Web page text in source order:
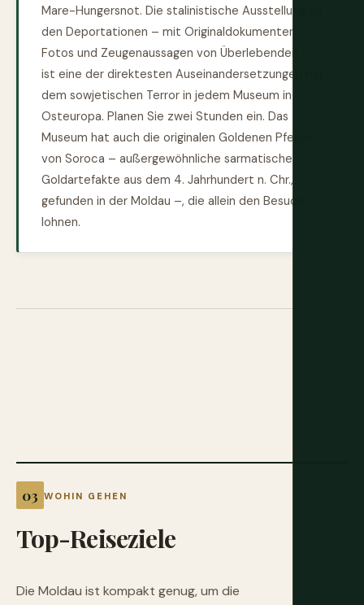
Mare-Hungersnot. Die stalinistische Ausstellung zu
den Deportationen – mit Originaldokumenten,
Fotos und Zeugenaussagen von Überlebenden –
ist eine der direktesten Auseinandersetzungen mit
dem sowjetischen Terror in jedem Museum in
Osteuropa. Planen Sie zwei Stunden ein. Das
Museum hat auch die originalen Goldenen Pferde
von Soroca – außergewöhnliche sarmatische
Goldartefakte aus dem 4. Jahrhundert n. Chr.,
gefunden in der Moldau –, die allein den Besuch
lohnen.
WOHIN GEHEN
Top-Reiseziele
Die Moldau ist kompakt genug, um die